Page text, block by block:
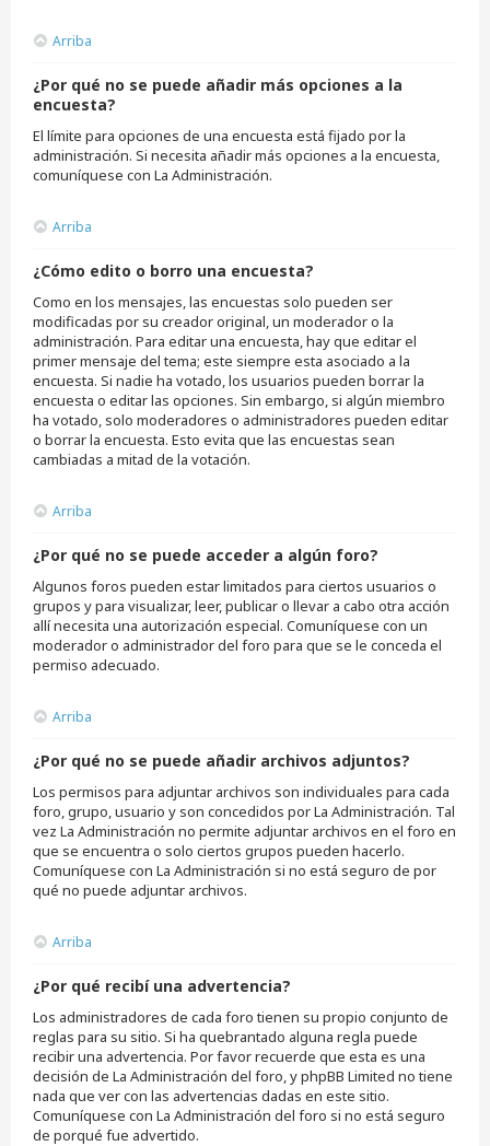
Arriba
¿Por qué no se puede añadir más opciones a la
encuesta?
El límite para opciones de una encuesta está fijado por la
administración. Si necesita añadir más opciones a la encuesta,
comuníquese con La Administración.
Arriba
¿Cómo edito o borro una encuesta?
Como en los mensajes, las encuestas solo pueden ser
modificadas por su creador original, un moderador o la
administración. Para editar una encuesta, hay que editar el
primer mensaje del tema; este siempre esta asociado a la
encuesta. Si nadie ha votado, los usuarios pueden borrar la
encuesta o editar las opciones. Sin embargo, si algún miembro
ha votado, solo moderadores o administradores pueden editar
o borrar la encuesta. Esto evita que las encuestas sean
cambiadas a mitad de la votación.
Arriba
¿Por qué no se puede acceder a algún foro?
Algunos foros pueden estar limitados para ciertos usuarios o
grupos y para visualizar, leer, publicar o llevar a cabo otra acción
allí necesita una autorización especial. Comuníquese con un
moderador o administrador del foro para que se le conceda el
permiso adecuado.
Arriba
¿Por qué no se puede añadir archivos adjuntos?
Los permisos para adjuntar archivos son individuales para cada
foro, grupo, usuario y son concedidos por La Administración. Tal
vez La Administración no permite adjuntar archivos en el foro en
que se encuentra o solo ciertos grupos pueden hacerlo.
Comuníquese con La Administración si no está seguro de por
qué no puede adjuntar archivos.
Arriba
¿Por qué recibí una advertencia?
Los administradores de cada foro tienen su propio conjunto de
reglas para su sitio. Si ha quebrantado alguna regla puede
recibir una advertencia. Por favor recuerde que esta es una
decisión de La Administración del foro, y phpBB Limited no tiene
nada que ver con las advertencias dadas en este sitio.
Comuníquese con La Administración del foro si no está seguro
de porqué fue advertido.